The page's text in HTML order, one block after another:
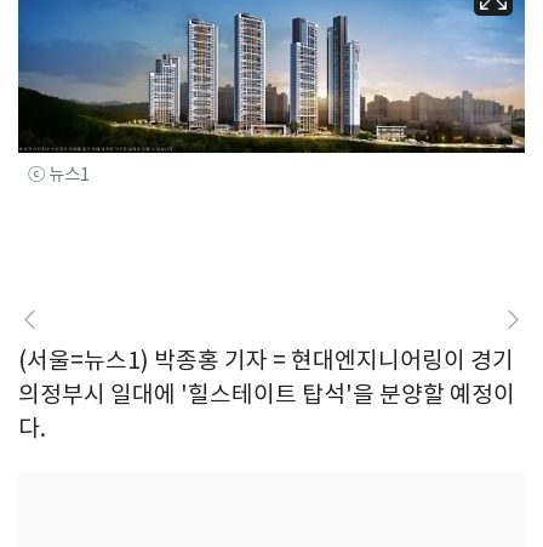
ⓒ 뉴스1
(서울=뉴스1) 박종홍 기자 = 현대엔지니어링이 경기
의정부시 일대에 '힐스테이트 탑석'을 분양할 예정이
다.